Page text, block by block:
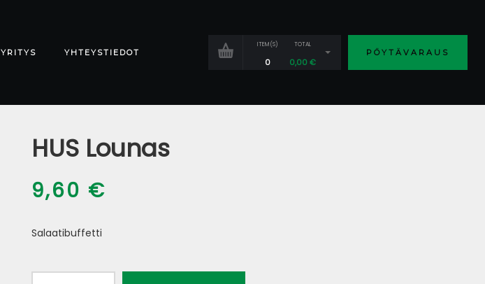
YRITYS YHTEYSTIEDOT
ITEM(S)
0
TOTAL
0,00€
PÖYTÄVARAUS
HUS Lounas
9,60 €
Salaatibuffetti